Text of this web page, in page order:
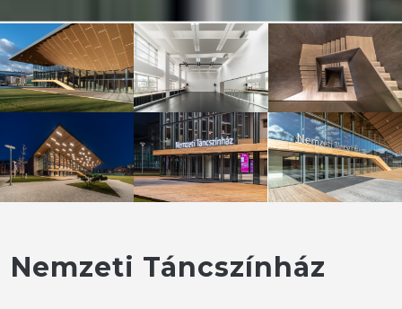
Nemzeti Táncszínház